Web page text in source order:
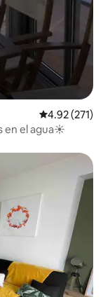
Calificación
4.92 (271)
en el agua☀️